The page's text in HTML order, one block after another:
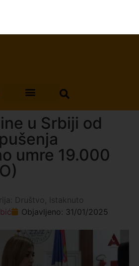
u Srbiji od
umre 19.000
Društvo
Istaknuto
Objavljeno: 31/01/2025